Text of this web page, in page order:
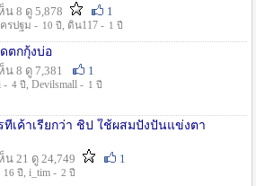
น 8 ดู 5,878
1
รปฐม - 10 ปี , ดิน117 - 1 ปี
ตกกุ้งบ่อ
น 8 ดู 7,381
1
- 4 ปี , Devilsmall - 1 ปี
เค้าเรียกว่า ชิป ใช้ผสมปังปั่นแข่งตา
น 21 ดู 24,749
1
16 ปี , i_tim - 2 ปี